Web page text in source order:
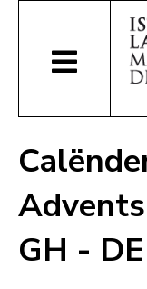
GH -